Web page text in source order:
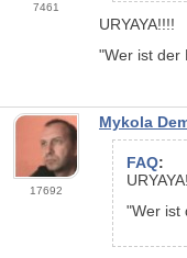
7461
URYAYA!!!!
"Wer ist der
17692
Mykola
FAQ:
"Wer ist